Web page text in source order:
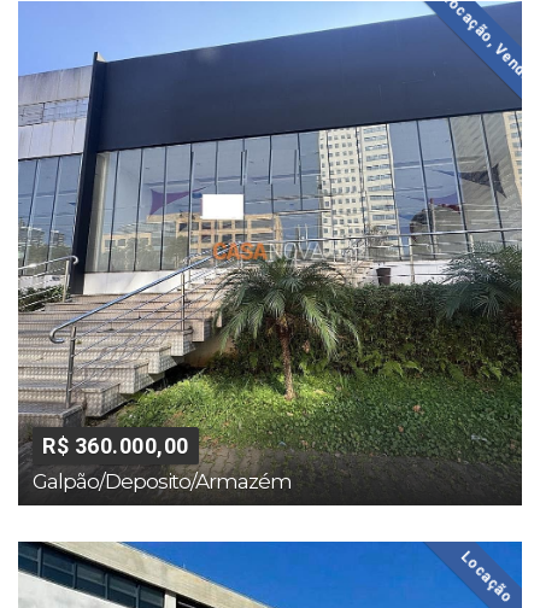
Locação, Venda
R$ 360.000,00
Galpão/Deposito/Armazém
Locação